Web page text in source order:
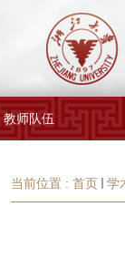
教师队伍
当前位置 : 首页 学